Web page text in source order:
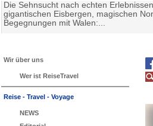
Die Sehnsucht nach echten
gigantischen Eisbergen, magischen
Begegnungen mit Walen:...
Wir über uns
Wer ist ReiseTravel
Reise - Travel - Voyage
NEWS